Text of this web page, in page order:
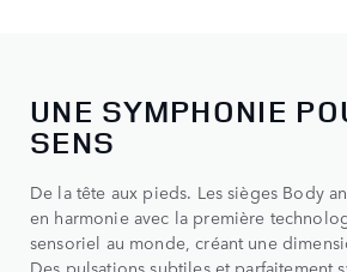
UNE SYMPHONIE
SENS
De la tête aux pieds. Les sièges Body
en harmonie avec la première
sensoriel au monde, créant une
Des pulsations subtiles et parfaitement